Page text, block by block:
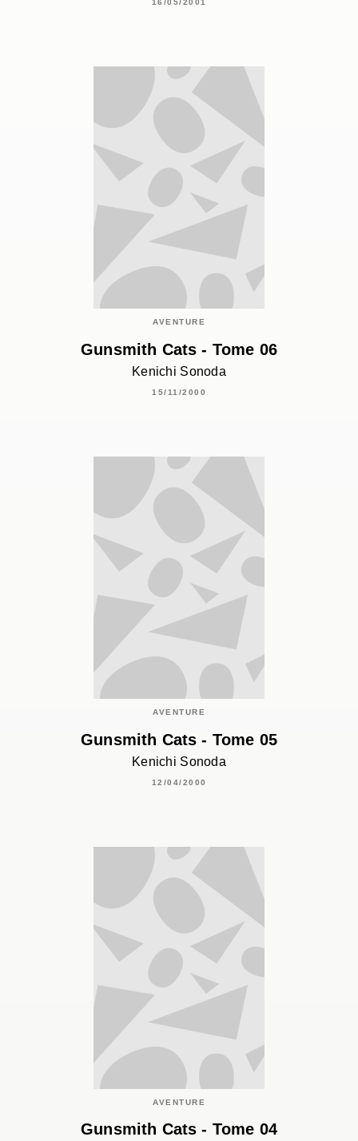
16/05/2001
AVENTURE
Gunsmith Cats - Tome 06
Kenichi Sonoda
15/11/2000
AVENTURE
Gunsmith Cats - Tome 05
Kenichi Sonoda
12/04/2000
AVENTURE
Gunsmith Cats - Tome 04